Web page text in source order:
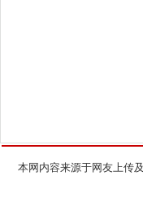
本网内容来源于网友上传